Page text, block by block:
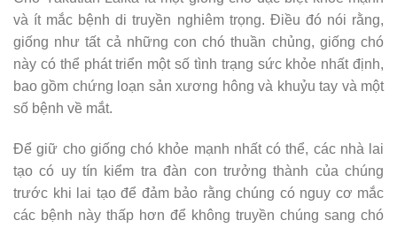
và ít mắc bệnh di truyền nghiêm trọng. Điều đó nói rằng,
giống như tất cả những con chó thuần chủng, giống chó
này có thể phát triển một số tình trạng sức khỏe nhất định,
bao gồm chứng loạn sản xương hông và khuỷu tay và một
số bệnh về mắt.
Để giữ cho giống chó khỏe mạnh nhất có thể, các nhà lai
tạo có uy tín kiểm tra đàn con trưởng thành của chúng
trước khi lai tạo để đảm bảo rằng chúng có nguy cơ mắc
các bệnh này thấp hơn để không truyền chúng sang chó